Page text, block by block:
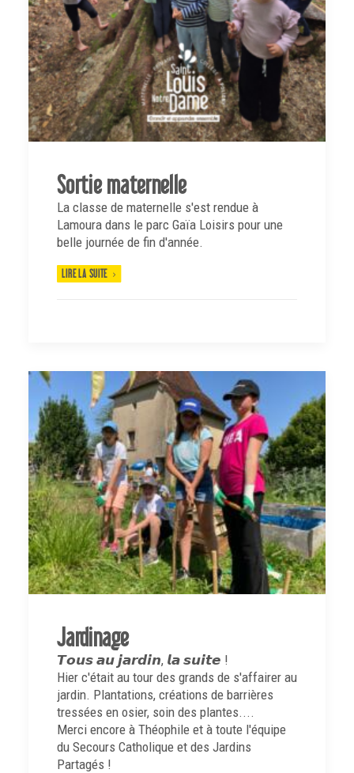
Sortie maternelle
La classe de maternelle s'est rendue à
Lamoura dans le parc Gaïa Loisirs pour une
belle journée de fin d'année.
LIRE LA SUITE
Jardinage
𝙏𝙤𝙪𝙨 𝙖𝙪 𝙟𝙖𝙧𝙙𝙞𝙣, 𝙡𝙖 𝙨𝙪𝙞𝙩𝙚 !
Hier c'était au tour des grands de s'affairer au
jardin. Plantations, créations de barrières
tressées en osier, soin des plantes....
Merci encore à Théophile et à toute l'équipe
du Secours Catholique et des Jardins
Partagés !